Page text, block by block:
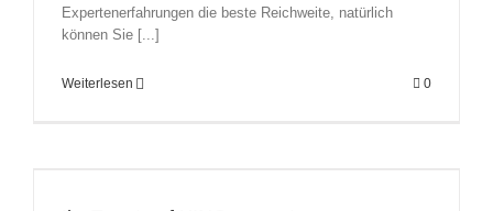
Expertenerfahrungen die beste Reichweite, natürlich
können Sie [...]
Weiterlesen 0